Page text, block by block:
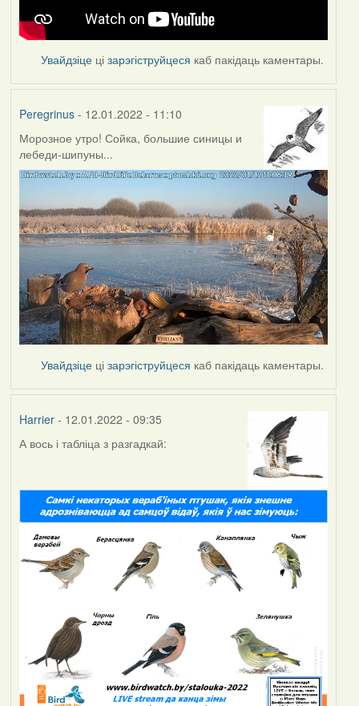
Увайдзіце цізарэгіструйцеся каб пакідаць каментары.
Peregrinus- 12.01.2022 - 11:10
Морозное утро! Сойка, большие синицы и
лебеди-шипуны...
Увайдзіце цізарэгіструйцеся каб пакідаць каментары.
Harrier- 12.01.2022 - 09:35
А вось і табліца з разгадкай: